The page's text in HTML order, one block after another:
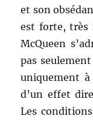
et son
est forte, très
McQueen
pas
uniquement
d’un effet
Les